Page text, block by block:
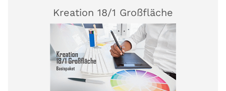
Kreation 18/1 Großfläche